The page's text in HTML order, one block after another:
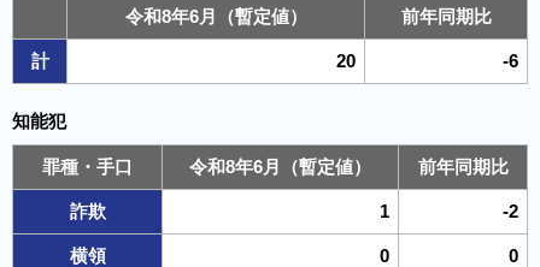
令和8年6月（暫定値） 前年同期比
計 20 -6
知能犯
罪種・手口 令和8年6月（暫定値） 前年同期比
詐欺 1 -2
横領 0 0